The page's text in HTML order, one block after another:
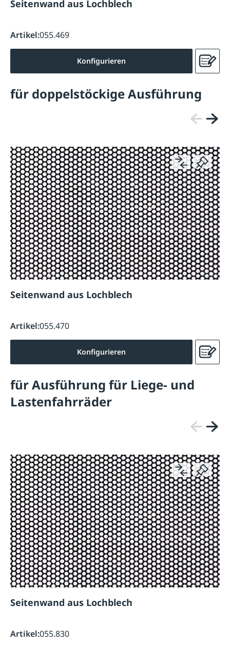
Seitenwand aus Lochblech
Artikel:055.469
Konfigurieren
für doppelstöckige Ausführung
Seitenwand aus Lochblech
Artikel:055.470
Konfigurieren
für Ausführung für Liege- und
Lastenfahrräder
Seitenwand aus Lochblech
Artikel:055.830